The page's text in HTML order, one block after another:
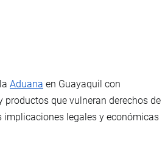
Aduana en Guayaquil con
productos que vulneran derechos de
implicaciones legales y económicas